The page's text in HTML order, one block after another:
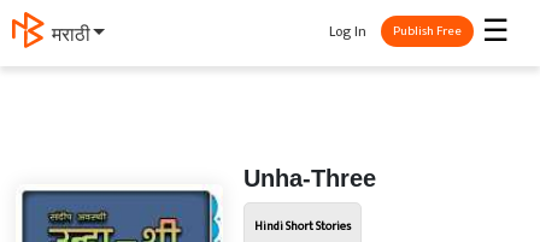
मराठी ☰
Log In Publish Free
Unha-Three
Hindi Short Stories